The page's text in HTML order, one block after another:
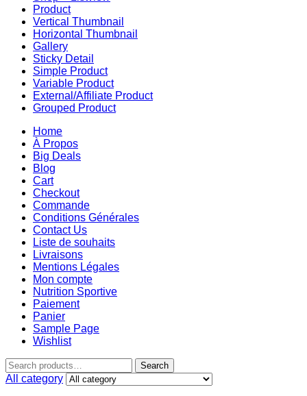
Product
Vertical Thumbnail
Horizontal Thumbnail
Gallery
Sticky Detail
Simple Product
Variable Product
External/Affiliate Product
Grouped Product
Home
À Propos
Big Deals
Blog
Cart
Checkout
Commande
Conditions Générales
Contact Us
Liste de souhaits
Livraisons
Mentions Légales
Mon compte
Nutrition Sportive
Paiement
Panier
Sample Page
Wishlist
Search
All category